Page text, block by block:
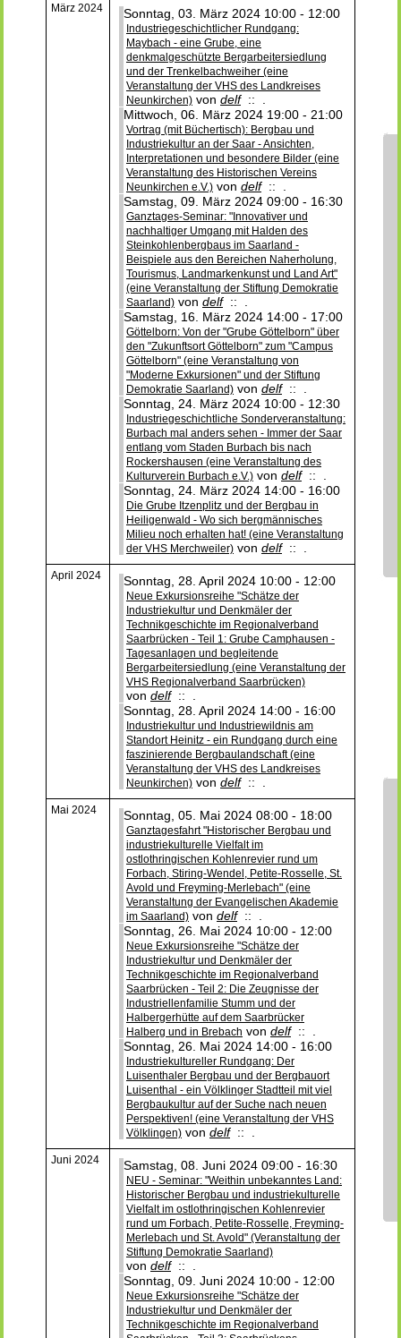
März 2024 Sonntag, 03. März 2024 10:00 - 12:00
Industriegeschichtlicher Rundgang:
Maybach - eine Grube, eine
denkmalgeschützte Bergarbeitersiedlung
und der Trenkelbachweiher (eine
Veranstaltung der VHS des Landkreises
Neunkirchen) von delf:: .
Mittwoch, 06. März 2024 19:00 - 21:00
Vortrag (mit Büchertisch): Bergbau und
Industriekultur an der Saar - Ansichten,
Interpretationen und besondere Bilder (eine
Veranstaltung des Historischen Vereins
Neunkirchen e.V.) von delf:: .
Samstag, 09. März 2024 09:00 - 16:30
Ganztages-Seminar: "Innovativer und
nachhaltiger Umgang mit Halden des
Steinkohlenbergbaus im Saarland -
Beispiele aus den Bereichen Naherholung,
Tourismus, Landmarkenkunst und Land Art"
(eine Veranstaltung der Stiftung Demokratie
Saarland) von delf:: .
Samstag, 16. März 2024 14:00 - 17:00
Göttelborn: Von der "Grube Göttelborn" über
den "Zukunftsort Göttelborn" zum "Campus
Göttelborn" (eine Veranstaltung von
"Moderne Exkursionen" und der Stiftung
Demokratie Saarland) von delf:: .
Sonntag, 24. März 2024 10:00 - 12:30
Industriegeschichtliche Sonderveranstaltung:
Burbach mal anders sehen - Immer der Saar
entlang vom Staden Burbach bis nach
Rockershausen (eine Veranstaltung des
Kulturverein Burbach e.V.) von delf:: .
Sonntag, 24. März 2024 14:00 - 16:00
Die Grube Itzenplitz und der Bergbau in
Heiligenwald - Wo sich bergmännisches
Milieu noch erhalten hat! (eine Veranstaltung
der VHS Merchweiler) von delf:: .
April 2024 Sonntag, 28. April 2024 10:00 - 12:00
Neue Exkursionsreihe "Schätze der
Industriekultur und Denkmäler der
Technikgeschichte im Regionalverband
Saarbrücken - Teil 1: Grube Camphausen -
Tagesanlagen und begleitende
Bergarbeitersiedlung (eine Veranstaltung der
VHS Regionalverband Saarbrücken)
von delf:: .
Sonntag, 28. April 2024 14:00 - 16:00
Industriekultur und Industriewildnis am
Standort Heinitz - ein Rundgang durch eine
faszinierende Bergbaulandschaft (eine
Veranstaltung der VHS des Landkreises
Neunkirchen) von delf:: .
Mai 2024 Sonntag, 05. Mai 2024 08:00 - 18:00
Ganztagesfahrt "Historischer Bergbau und
industriekulturelle Vielfalt im
ostlothringischen Kohlenrevier rund um
Forbach, Stiring-Wendel, Petite-Rosselle, St.
Avold und Freyming-Merlebach" (eine
Veranstaltung der Evangelischen Akademie
im Saarland) von delf:: .
Sonntag, 26. Mai 2024 10:00 - 12:00
Neue Exkursionsreihe "Schätze der
Industriekultur und Denkmäler der
Technikgeschichte im Regionalverband
Saarbrücken - Teil 2: Die Zeugnisse der
Industriellenfamilie Stumm und der
Halbergerhütte auf dem Saarbrücker
Halberg und in Brebach von delf:: .
Sonntag, 26. Mai 2024 14:00 - 16:00
Industriekultureller Rundgang: Der
Luisenthaler Bergbau und der Bergbauort
Luisenthal - ein Völklinger Stadtteil mit viel
Bergbaukultur auf der Suche nach neuen
Perspektiven! (eine Veranstaltung der VHS
Völklingen) von delf:: .
Juni 2024 Samstag, 08. Juni 2024 09:00 - 16:30
NEU - Seminar: "Weithin unbekanntes Land:
Historischer Bergbau und industriekulturelle
Vielfalt im ostlothringischen Kohlenrevier
rund um Forbach, Petite-Rosselle, Freyming-
Merlebach und St. Avold" (Veranstaltung der
Stiftung Demokratie Saarland)
von delf:: .
Sonntag, 09. Juni 2024 10:00 - 12:00
Neue Exkursionsreihe "Schätze der
Industriekultur und Denkmäler der
Technikgeschichte im Regionalverband